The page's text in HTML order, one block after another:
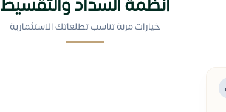
خيارات مرنة تناسب تطلعاتك الاستثمارية